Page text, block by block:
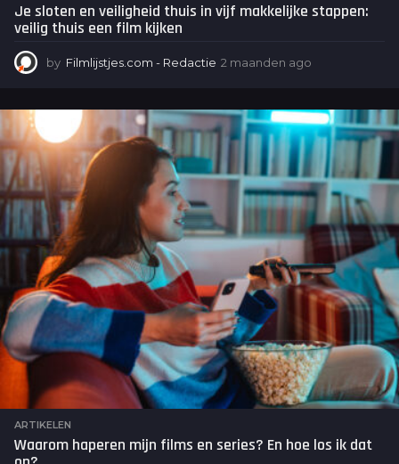
Je sloten en veiligheid thuis in vijf makkelijke stappen:
veilig thuis een film kijken
by Filmlijstjes.com - Redactie 2 maanden ago
a
n
d
n
a
g
ARTIKELEN
Waarom haperen mijn films en series? En hoe los ik dat